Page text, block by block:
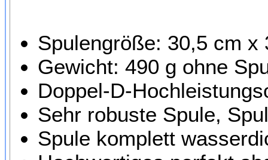
Spulengröße: 30,5 cm x
Gewicht: 490 g ohne
Doppel-D-
Sehr robuste Spule,
Spule komplett